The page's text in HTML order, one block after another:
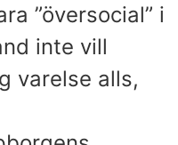
”översocial” i
inte vill
varelse alls,